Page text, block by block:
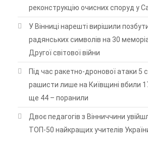
реконструкцію очисних споруд у
У Вінниці нарешті вирішили
радянських символів на 30
Другої світової війни
Під час ракетно-дронової атаки 5
рашисти лише на Київщині вбили
ще 44 – поранили
Двоє педагогів з Вінниччини
ТОП-50 найкращих учителів